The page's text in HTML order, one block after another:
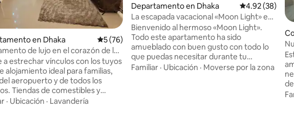
en Dhaka Calificación promedio: 5 de 5; 76 evaluaciones
5 (76)
de lujo en el corazón de la
a estrechar vínculos con los tuyos
alojamiento ideal para familias,
aeropuerto y de todos los
Tiendas de comestibles y
de alimentos están a pocos
· Ubicación · Lavandería
Departamento en Dhaka Calificación
4.92 (38)
La escapada vacacional «Moon Light» en
Bashundhara
Bienvenido al hermoso «Moon Light».
Todo este apartamento ha sido
amueblado con buen gusto con todo lo
que puedas necesitar durante tu
estancia aquí. El apartamento tiene tres
Familiar · Ubicación · Moverse por la zona